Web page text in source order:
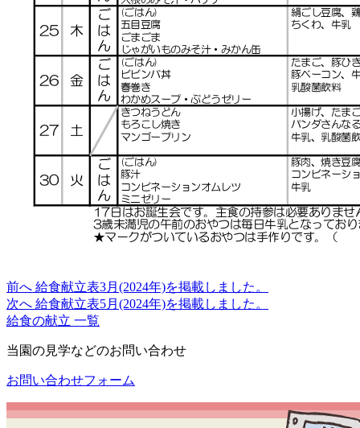
前へ 給食献立表3月(2024年)を掲載しました。
次へ 給食献立表5月(2024年)を掲載しました。
給食の献立 一覧
当園の見学などのお問い合わせ
お問い合わせフォーム